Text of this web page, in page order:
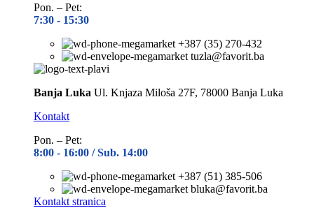
Pon. – Pet:
7:30 - 15:30
+387 (35) 270-432
tuzla@favorit.ba
Banja Luka Ul. Knjaza Miloša 27F, 78000 Banja Luka
Kontakt
Pon. – Pet:
8:00 - 16:00 / Sub. 14:00
+387 (51) 385-506
bluka@favorit.ba
Kontakt stranica